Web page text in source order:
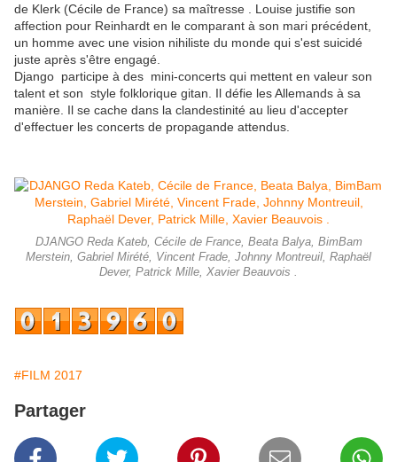
de Klerk (Cécile de France) sa maîtresse . Louise justifie son
affection pour Reinhardt en le comparant à son mari précédent,
un homme avec une vision nihiliste du monde qui s'est suicidé
juste après s'être engagé.
Django participe à des mini-concerts qui mettent en valeur son
talent et son style folklorique gitan . Il défie les Allemands à sa
manière. Il se cache dans la clandestinité au lieu d'accepter
d'effectuer les concerts de propagande attendus.
DJANGO Reda Kateb, Cécile de France, Beata Balya, BimBam
Merstein, Gabriel Mirété, Vincent Frade, Johnny Montreuil, Raphaël
Dever, Patrick Mille, Xavier Beauvois .
#FILM 2017
Partager